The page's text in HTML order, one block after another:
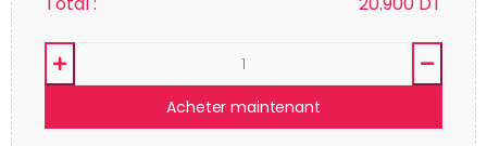
Acheter maintenant